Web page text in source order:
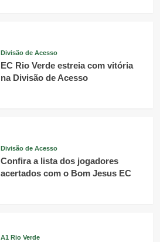
Divisão de Acesso
EC Rio Verde estreia com vitória
na Divisão de Acesso
Divisão de Acesso
Confira a lista dos jogadores
acertados com o Bom Jesus EC
A1 Rio Verde